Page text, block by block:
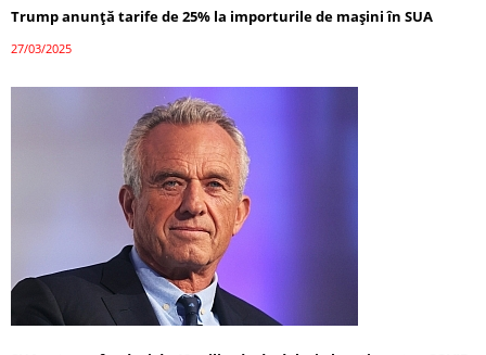
Trump anunță tarife de 25% la importurile de mașini în SUA
27/03/2025